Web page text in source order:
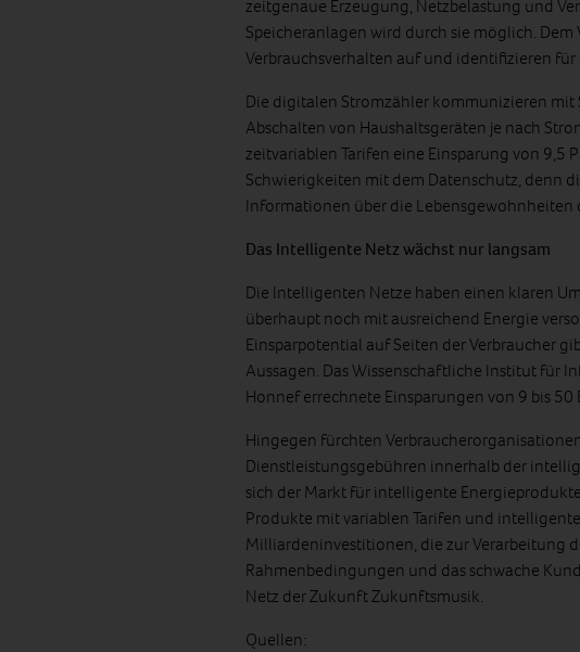
zeitgenaue Erzeugung, Netzbelastung und
Speicheranlagen wird durch sie möglich.
Verbrauchsverhalten auf und identifizieren für
Die digitalen Stromzähler kommunizieren mit
Abschalten von Haushaltsgeräten je nach
zeitvariablen Tarifen eine Einsparung von 9,5
Schwierigkeiten mit dem Datenschutz, denn
Informationen über die Lebensgewohnheiten
Das Intelligente Netz wächst nur langsam
Die Intelligenten Netze haben einen klaren
überhaupt noch mit ausreichend Energie
Einsparpotential auf Seiten der Verbraucher
Aussagen. Das Wissenschaftliche Institut für
Honnef errechnete Einsparungen von 9 bis 50
Hingegen fürchten
Dienstleistungsgebühren innerhalb der
sich der Markt für intelligente
Produkte mit variablen Tarifen und
Milliardeninvestitionen, die zur Verarbeitung
Rahmenbedingungen und das schwache
Netz der Zukunft Zukunftsmusik.
Quellen: